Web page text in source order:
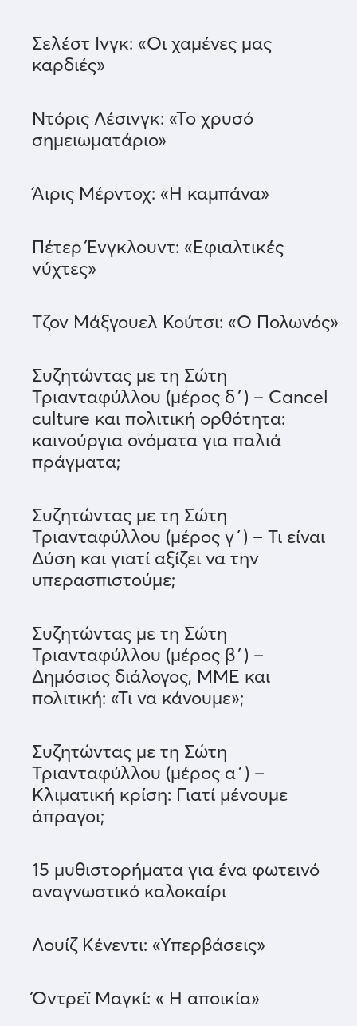
Σελέστ Ινγκ: «Οι χαμένες μας
καρδιές»
Ντόρις Λέσινγκ: «Το χρυσό
σημειωματάριο»
Άιρις Μέρντοχ: «Η καμπάνα»
Πέτερ Ένγκλουντ: «Εφιαλτικές
νύχτες»
Τζον Μάξγουελ Κούτσι: «Ο Πολωνός»
Συζητώντας με τη Σώτη
Τριανταφύλλου (μέρος δ΄) – Cancel
culture και πολιτική ορθότητα:
καινούργια ονόματα για παλιά
πράγματα;
Συζητώντας με τη Σώτη
Τριανταφύλλου (μέρος γ΄) – Τι είναι
Δύση και γιατί αξίζει να την
υπερασπιστούμε;
Συζητώντας με τη Σώτη
Τριανταφύλλου (μέρος β΄) –
Δημόσιος διάλογος, ΜΜΕ και
πολιτική: «Τι να κάνουμε»;
Συζητώντας με τη Σώτη
Τριανταφύλλου (μέρος α΄) –
Κλιματική κρίση: Γιατί μένουμε
άπραγοι;
15 μυθιστορήματα για ένα φωτεινό
αναγνωστικό καλοκαίρι
Λουίζ Κένεντι: «Υπερβάσεις»
Όντρεϊ Μαγκί: « Η αποικία»